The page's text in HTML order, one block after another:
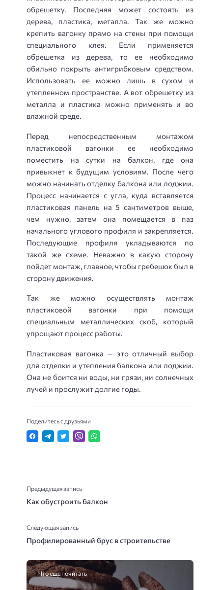
обрешетку. Последняя может состоять из
дерева, пластика, металла. Так же можно
крепить вагонку прямо на стены при помощи
специального клея. Если применяется
обрешетка из дерева, то ее необходимо
обильно покрыть антигрибковым средством.
Использовать ее можно лишь в сухом и
утепленном пространстве. А вот обрешетку из
металла и пластика можно применять и во
влажной среде.
Перед непосредственным монтажом
пластиковой вагонки ее необходимо
поместить на сутки на балкон, где она
привыкнет к будущим условиям. После чего
можно начинать отделку балкона или лоджии.
Процесс начинается с угла, куда вставляется
пластиковая панель на 5 сантиметров выше,
чем нужно, затем она помещается в паз
начального углового профиля и закрепляется.
Последующие профиля укладываются по
такой же схеме. Неважно в какую сторону
пойдет монтаж, главное, чтобы гребешок был в
сторону движения.
Так же можно осуществлять монтаж
пластиковой вагонки при помощи
специальным металлических скоб, который
упрощают процесс работы.
Пластиковая вагонка — это отличный выбор
для отделки и утепления балкона или лоджии.
Она не боится ни воды, ни грязи, ни солнечных
лучей и прослужит долгие годы.
Поделитесь с друзьями
Предыдущая запись
Как обустроить балкон
Следующая запись
Профилированный брус в строительстве
Что еще почитать